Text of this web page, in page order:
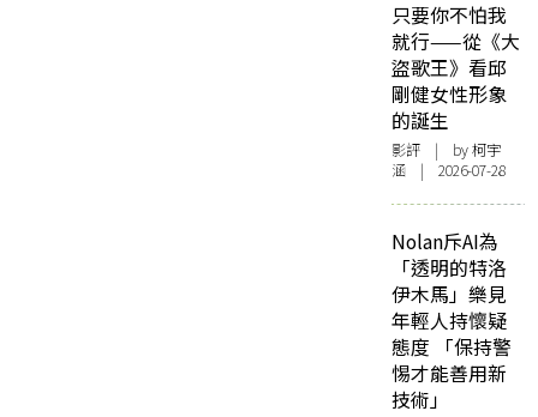
只要你不怕我
就行——從《大
盜歌王》看邱
剛健女性形象
的誕生
影評 | by 柯宇
涵 | 2026-07-28
Nolan斥AI為
「透明的特洛
伊木馬」樂見
年輕人持懷疑
態度 「保持警
惕才能善用新
技術」